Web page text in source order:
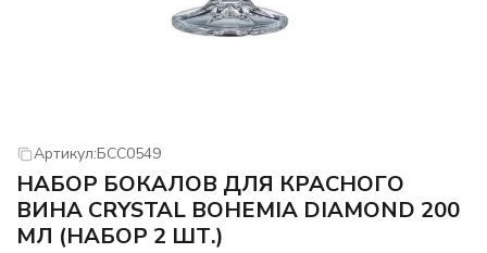
Артикул:БСС0549
НАБОР БОКАЛОВ ДЛЯ КРАСНОГО
ВИНА CRYSTAL BOHEMIA DIAMOND 200
МЛ (НАБОР 2 ШТ.)